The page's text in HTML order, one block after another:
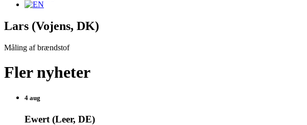
Lars (Vojens, DK)
Måling af brændstof
Fler nyheter
4 aug
Ewert (Leer, DE)